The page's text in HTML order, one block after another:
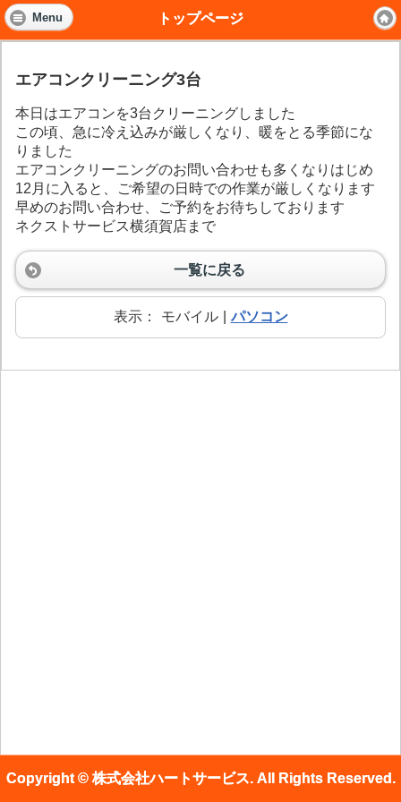
Menu トップページ
エアコンクリーニング3台
本日はエアコンを3台クリーニングしました
この頃、急に冷え込みが厳しくなり、暖をとる季節にな
りました
エアコンクリーニングのお問い合わせも多くなりはじめ
12月に入ると、ご希望の日時での作業が厳しくなります
早めのお問い合わせ、ご予約をお待ちしております
ネクストサービス横須賀店まで
一覧に戻る
表示： モバイル パソコン
Copyright © 株式会社ハートサービス. All Rights Reserved.